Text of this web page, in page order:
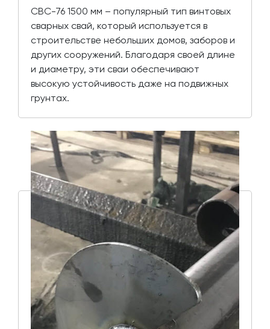
СВС-76 1500 мм – популярный тип винтовых
сварных свай, который используется в
строительстве небольших домов, заборов и
других сооружений. Благодаря своей длине
и диаметру, эти сваи обеспечивают
высокую устойчивость даже на подвижных
грунтах.